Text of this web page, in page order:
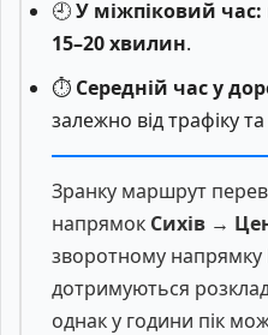
🕘У міжпіковий час:
15–20 хвилин.
⏱️ Середній час у
залежно від трафіку
Зранку маршрут
напрямок Сихів →
зворотному напрямку
дотримуються
однак у години пік